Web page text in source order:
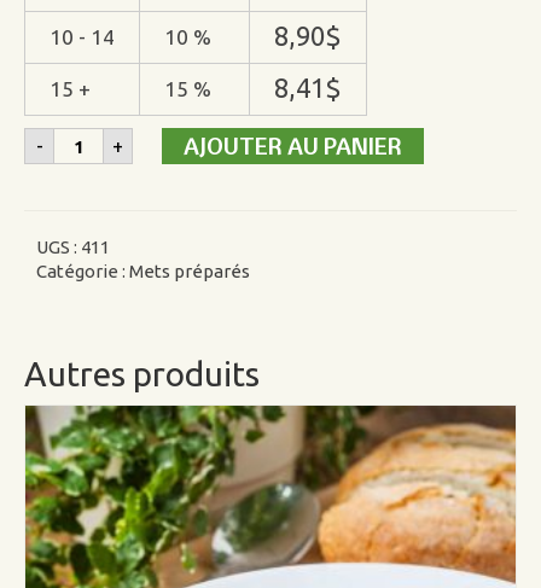
10 - 14 10 % 8,90$
15 + 15 % 8,41$
- quantité
de
6"
+ AJOUTER AU PANIER
UGS : 411
Catégorie : Mets préparés
Autres produits